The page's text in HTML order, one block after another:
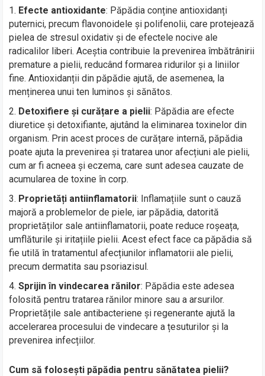
Efecte antioxidante: Păpădia conține antioxidanți
puternici, precum flavonoidele și polifenolii, care protejează
pielea de stresul oxidativ și de efectele nocive ale
radicalilor liberi. Aceștia contribuie la prevenirea îmbătrânirii
premature a pielii, reducând formarea ridurilor și a liniilor
fine. Antioxidanții din păpădie ajută, de asemenea, la
menținerea unui ten luminos și sănătos.
Detoxifiere și curățare a pielii: Păpădia are efecte
diuretice și detoxifiante, ajutând la eliminarea toxinelor din
organism. Prin acest proces de curățare internă, păpădia
poate ajuta la prevenirea și tratarea unor afecțiuni ale pielii,
cum ar fi acneea și eczema, care sunt adesea cauzate de
acumularea de toxine în corp.
Proprietăți antiinflamatorii: Inflamațiile sunt o cauză
majoră a problemelor de piele, iar păpădia, datorită
proprietăților sale antiinflamatorii, poate reduce roșeața,
umflăturile și iritațiile pielii. Acest efect face ca păpădia să
fie utilă în tratamentul afecțiunilor inflamatorii ale pielii,
precum dermatita sau psoriazisul.
Sprijin în vindecarea rănilor: Păpădia este adesea
folosită pentru tratarea rănilor minore sau a arsurilor.
Proprietățile sale antibacteriene și regenerante ajută la
accelerarea procesului de vindecare a țesuturilor și la
prevenirea infecțiilor.
Cum să folosești păpădia pentru sănătatea pielii?